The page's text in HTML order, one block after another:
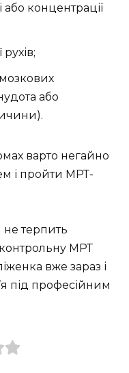
або концентрації
або
варто негайно
і пройти МРТ-
не терпить
МРТ
вже зараз і
під професійним